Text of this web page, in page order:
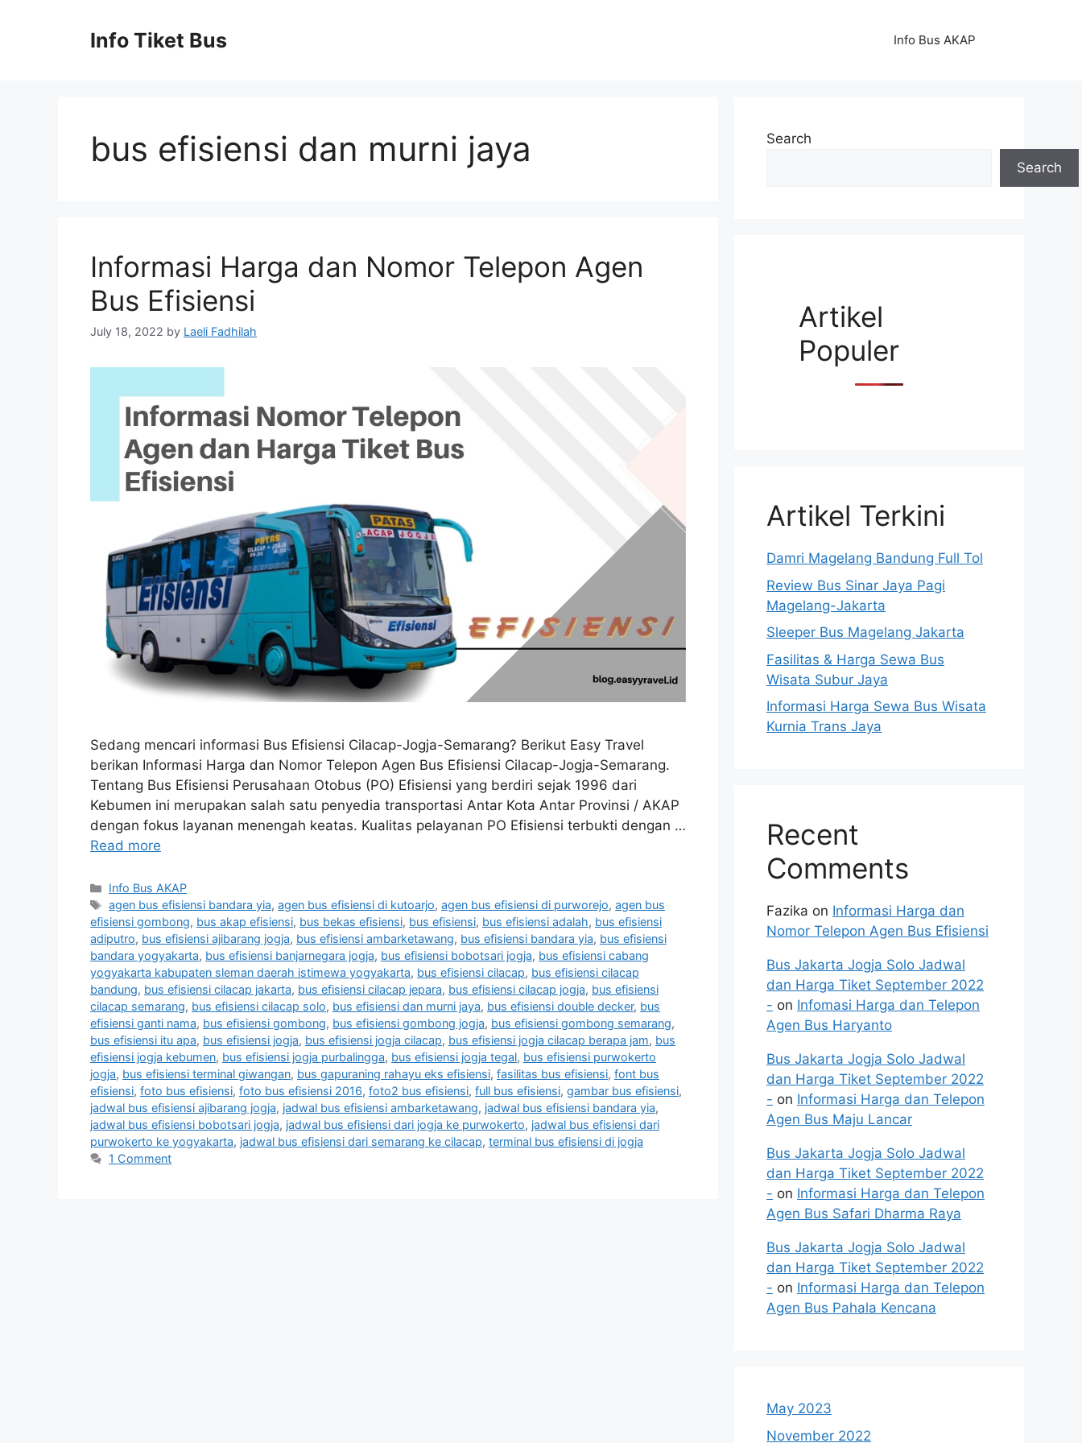
Info Tiket Bus Info Bus AKAP
bus efisiensi dan murni jaya
Informasi Harga dan Nomor Telepon Agen
Bus Efisiensi
July 18, 2022 by Laeli Fadhilah
Sedang mencari informasi Bus Efisiensi Cilacap-Jogja-Semarang? Berikut Easy Travel
berikan Informasi Harga dan Nomor Telepon Agen Bus Efisiensi Cilacap-Jogja-Semarang.
Tentang Bus Efisiensi Perusahaan Otobus (PO) Efisiensi yang berdiri sejak 1996 dari
Kebumen ini merupakan salah satu penyedia transportasi Antar Kota Antar Provinsi / AKAP
dengan fokus layanan menengah keatas. Kualitas pelayanan PO Efisiensi terbukti dengan …
Read more
Categories
Info Bus AKAP
Tags
agen bus efisiensi bandara yia,agen bus efisiensi di kutoarjo,agen bus efisiensi di purworejo,agen bus
efisiensi gombong, bus akap efisiensi, bus bekas efisiensi, bus efisiensi, bus efisiensi adalah, bus efisiensi
adiputro, bus efisiensi ajibarang jogja, bus efisiensi ambarketawang, bus efisiensi bandara yia, bus efisiensi
bandara yogyakarta, bus efisiensi banjarnegara jogja, bus efisiensi bobotsari jogja, bus efisiensi cabang
yogyakarta kabupaten sleman daerah istimewa yogyakarta, bus efisiensi cilacap, bus efisiensi cilacap
bandung, bus efisiensi cilacap jakarta, bus efisiensi cilacap jepara, bus efisiensi cilacap jogja, bus efisiensi
cilacap semarang, bus efisiensi cilacap solo, bus efisiensi dan murni jaya, bus efisiensi double decker, bus
efisiensi ganti nama, bus efisiensi gombong, bus efisiensi gombong jogja, bus efisiensi gombong semarang,
bus efisiensi itu apa, bus efisiensi jogja, bus efisiensi jogja cilacap, bus efisiensi jogja cilacap berapa jam, bus
efisiensi jogja kebumen, bus efisiensi jogja purbalingga, bus efisiensi jogja tegal, bus efisiensi purwokerto
jogja, bus efisiensi terminal giwangan, bus gapuraning rahayu eks efisiensi, fasilitas bus efisiensi, font bus
efisiensi, foto bus efisiensi, foto bus efisiensi 2016, foto2 bus efisiensi, full bus efisiensi, gambar bus efisiensi,
jadwal bus efisiensi ajibarang jogja, jadwal bus efisiensi ambarketawang, jadwal bus efisiensi bandara yia,
jadwal bus efisiensi bobotsari jogja, jadwal bus efisiensi dari jogja ke purwokerto, jadwal bus efisiensi dari
purwokerto ke yogyakarta, jadwal bus efisiensi dari semarang ke cilacap, terminal bus efisiensi di jogja
1 Comment
Search
Search
Artikel
Populer
Artikel Terkini
Damri Magelang Bandung Full Tol
Review Bus Sinar Jaya Pagi
Magelang-Jakarta
Sleeper Bus Magelang Jakarta
Fasilitas & Harga Sewa Bus
Wisata Subur Jaya
Informasi Harga Sewa Bus Wisata
Kurnia Trans Jaya
Recent
Comments
Fazika on Informasi Harga dan
Nomor Telepon Agen Bus Efisiensi
Bus Jakarta Jogja Solo Jadwal
dan Harga Tiket September 2022
- on Infomasi Harga dan Telepon
Agen Bus Haryanto
Bus Jakarta Jogja Solo Jadwal
dan Harga Tiket September 2022
- on Informasi Harga dan Telepon
Agen Bus Maju Lancar
Bus Jakarta Jogja Solo Jadwal
dan Harga Tiket September 2022
- on Informasi Harga dan Telepon
Agen Bus Safari Dharma Raya
Bus Jakarta Jogja Solo Jadwal
dan Harga Tiket September 2022
- on Informasi Harga dan Telepon
Agen Bus Pahala Kencana
May 2023
November 2022